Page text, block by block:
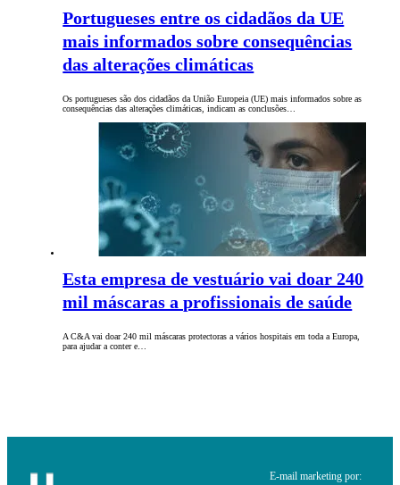
Portugueses entre os cidadãos da UE
mais informados sobre consequências
das alterações climáticas
Os portugueses são dos cidadãos da União Europeia (UE) mais informados sobre as
consequências das alterações climáticas, indicam as conclusões…
Esta empresa de vestuário vai doar 240
mil máscaras a profissionais de saúde
A C&A vai doar 240 mil máscaras protectoras a vários hospitais em toda a Europa,
para ajudar a conter e…
E-mail marketing por: